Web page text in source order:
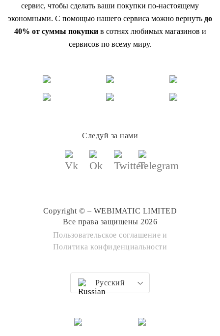
сервис, чтобы сделать ваши покупки по-настоящему
экономными. С помощью нашего сервиса можно вернуть до
40% от суммы покупкив сотнях любимых магазинов и
сервисов по всему миру.
Следуй за нами
Copyright © – WEBIMATIC LIMITED
Все права защищены 2026
Пользовательское соглашение и
Политика конфиденциальности
Русский